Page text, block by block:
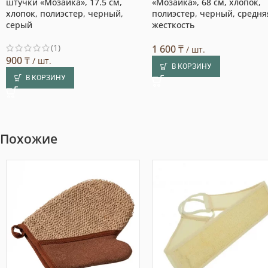
штучки «Мозаика», 17.5 см,
хлопок, полиэстер, черный,
серый
(1)
900₸ / шт.
В КОРЗИНУ
«Мозаика», 68 см, хлопок,
полиэстер, черный,
жесткость
1 600₸ / шт.
В КОРЗИНУ
Похожие